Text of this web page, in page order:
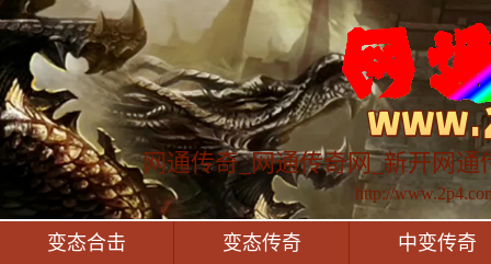
网通传奇_网通传奇网_新开网通
http://
变态合击 变态传奇 中变传奇